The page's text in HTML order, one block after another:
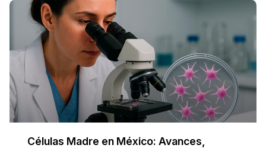
Células Madre en México: Avances,